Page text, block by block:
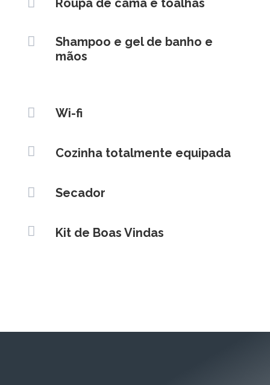

Shampoo e gel de banho e
mãos
 Wi-fi
 Cozinha totalmente equipada
 Secador
 Kit de Boas Vindas